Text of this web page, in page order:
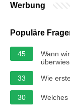
Werbung
Populäre
45
Wann
33
Wie
30